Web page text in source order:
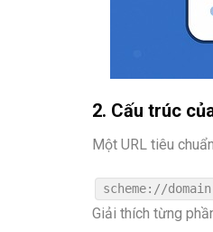
2. Cấu trúc
Một URL tiêu
scheme://domain
Giải thích từng